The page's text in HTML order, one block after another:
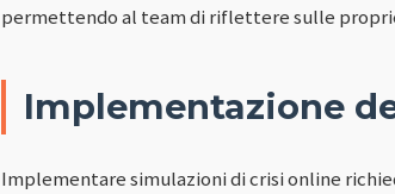
permettendo al team di riflettere sulle
Implementazione
Implementare simulazioni di crisi online